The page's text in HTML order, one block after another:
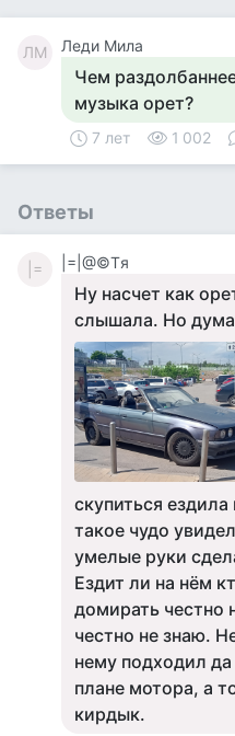
ЛМ Леди Мила
Чем
музыка орет?
7 лет 1 002
Ответы
|= |=|@©Tя
Ну насчет как
слышала. Но
скупиться
такое чудо
умелые руки
Ездит ли на нём
домирать честно
честно не знаю.
нему подходил
плане мотора, а
кирдык.